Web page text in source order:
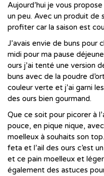
Aujourd’hui je vous
un peu. Avec un produit de
profiter car la saison est
J’avais envie de buns pour
midi pour ma pause
ours j’ai tenté une version
buns avec de la poudre
couleur verte et j’ai garni
des ours bien gourmand.
Que ce soit pour picorer à
pouce, en pique nique,
moelleux à souhaits son
feta et l’ail des ours c’est
et ce pain moelleux et
également des astuces